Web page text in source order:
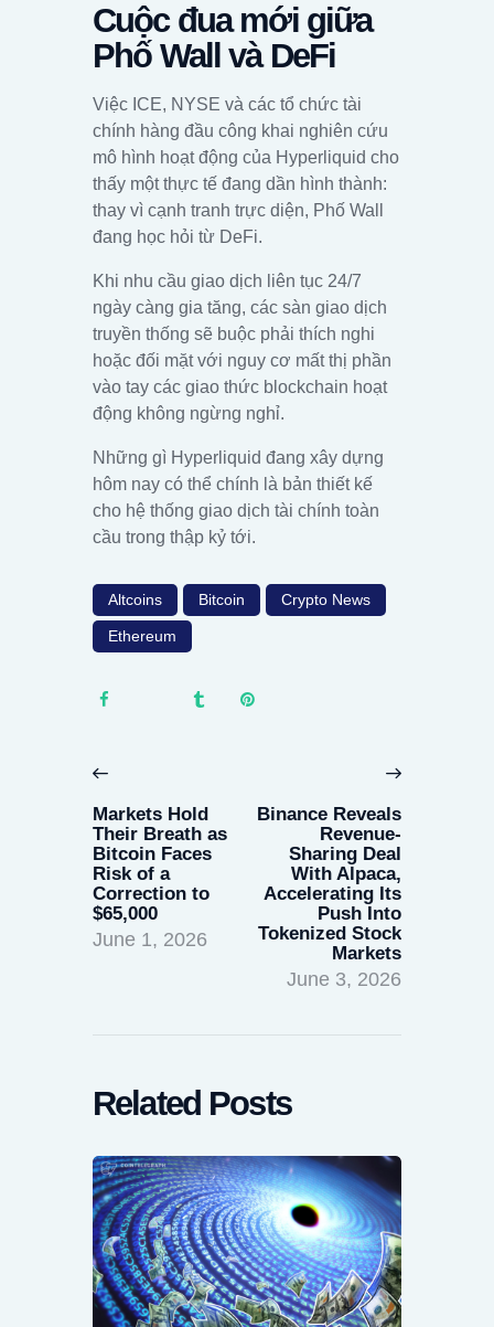
Cuộc đua mới giữa
Phố Wall và DeFi
Việc ICE, NYSE và các tổ chức tài
chính hàng đầu công khai nghiên cứu
mô hình hoạt động của Hyperliquid cho
thấy một thực tế đang dần hình thành:
thay vì cạnh tranh trực diện, Phố Wall
đang học hỏi từ DeFi.
Khi nhu cầu giao dịch liên tục 24/7
ngày càng gia tăng, các sàn giao dịch
truyền thống sẽ buộc phải thích nghi
hoặc đối mặt với nguy cơ mất thị phần
vào tay các giao thức blockchain hoạt
động không ngừng nghỉ.
Những gì Hyperliquid đang xây dựng
hôm nay có thể chính là bản thiết kế
cho hệ thống giao dịch tài chính toàn
cầu trong thập kỷ tới.
Altcoins Bitcoin Crypto News
Ethereum
navigation
post:
Markets Hold
Their Breath as
Bitcoin Faces
Risk of a
Correction to
$65,000
June 1, 2026
Binance Reveals
Revenue-
Sharing Deal
With Alpaca,
Accelerating Its
Push Into
Tokenized Stock
Markets
June 3, 2026
Related Posts